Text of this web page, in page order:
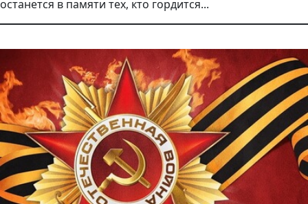
останется в памяти тех, кто гордится...